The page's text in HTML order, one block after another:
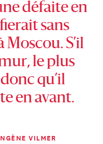
défaite en
sans
S’il
le plus
qu’il
en avant.
VILMER